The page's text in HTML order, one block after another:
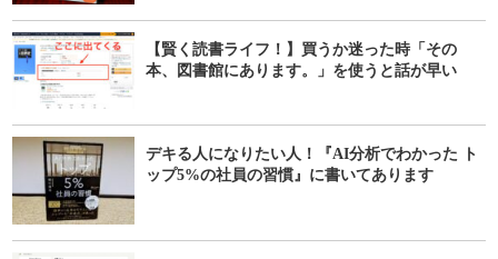
【賢く読書ライフ！】買うか迷った時「その
本、図書館にあります。」を使うと話が早い
デキる人になりたい人！『AI分析でわかった ト
ップ5%の社員の習慣』に書いてあります